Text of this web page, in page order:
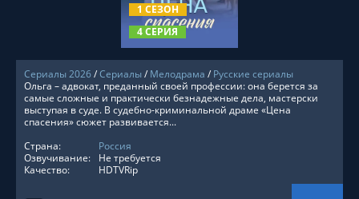
1 СЕЗОН
4 СЕРИЯ
Сериалы 2026/Сериалы/ Мелодрама / Русские сериалы
Ольга – адвокат, преданный своей профессии: она берется за
самые сложные и практически безнадежные дела, мастерски
выступая в суде. В судебно-криминальной драме «Цена
спасения» сюжет развивается...
Страна:
Россия
Озвучивание:
Не требуется
Качество:
HDTVRip